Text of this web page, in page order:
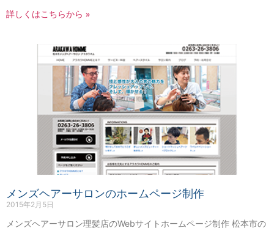
詳しくはこちらから »
メンズヘアーサロンのホームページ制作
2015年2月5日
メンズヘアーサロン理髪店のWebサイトホームページ制作 松本市の